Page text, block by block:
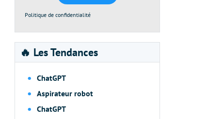
Politique de confidentialité
🔥 Les Tendances
ChatGPT
Aspirateur robot
ChatGPT